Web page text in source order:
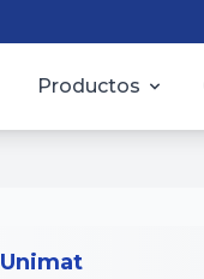
Productos
Unimat